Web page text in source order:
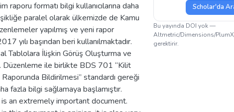
formatı bilgi kullanıcılarına daha
paralel olarak ülkemizde de Kamu
yapılmış ve yeni rapor
yılı başından beri kullanılmaktadır.
Tablolara İlişkin Görüş Oluşturma ve
Düzenleme ile birlikte BDS 701 “Kilit
Raporunda Bildirilmesi” standardı gereği
fazla bilgi sağlamaya başlamıştır.
an extremely important document.
Scholar'da
Bu yayında DOI yok —
Altmetric/Dimensions/
gerektirir.